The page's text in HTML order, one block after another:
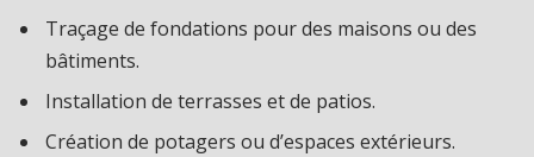
Traçage de fondations pour des maisons ou des
bâtiments.
Installation de terrasses et de patios.
Création de potagers ou d’espaces extérieurs.